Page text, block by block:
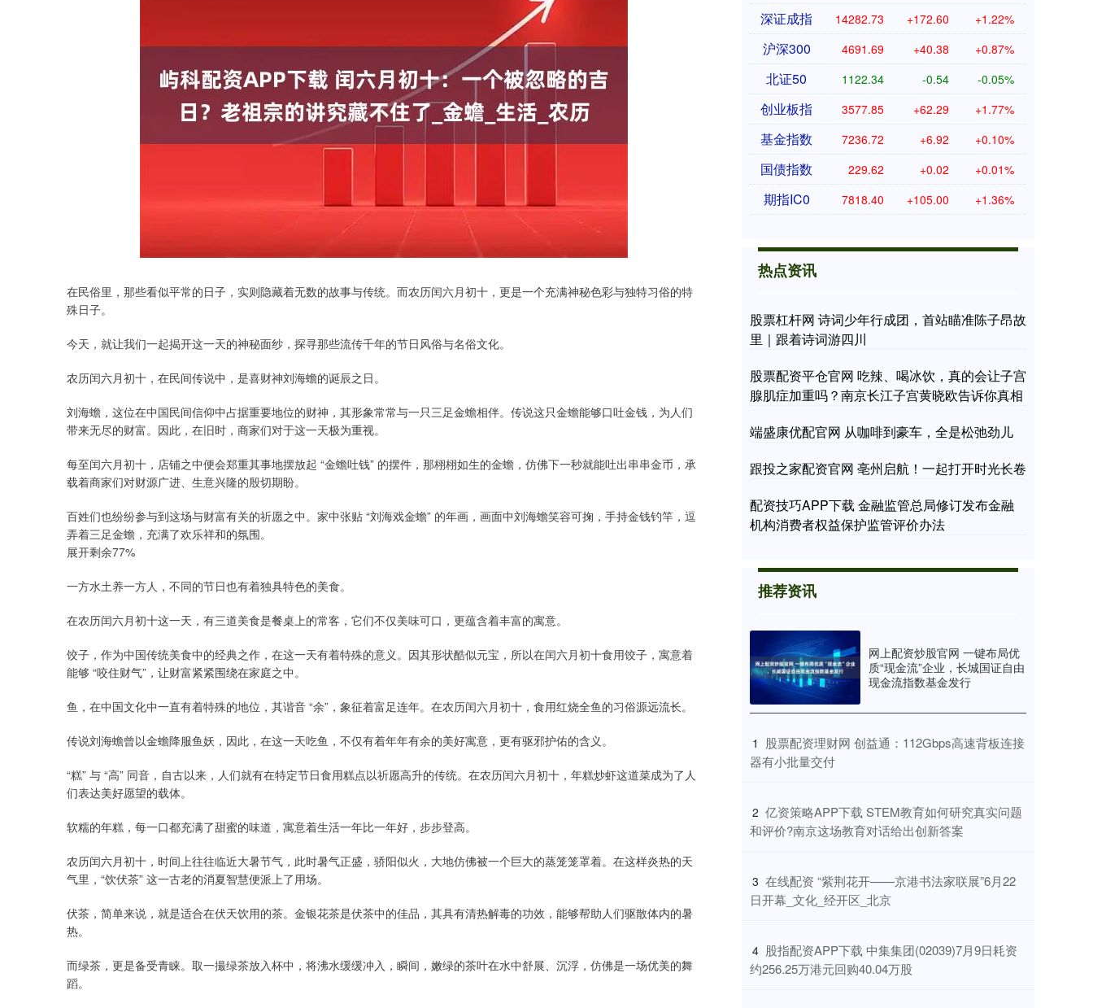
在民俗里，那些看似平常的日子，实则隐藏着无数的故事与传统。而农历闰六月初十，更是一个充满神秘色彩与独特习俗的特
殊日子。
今天，就让我们一起揭开这一天的神秘面纱，探寻那些流传千年的节日风俗与名俗文化。
农历闰六月初十，在民间传说中，是喜财神刘海蟾的诞辰之日。
刘海蟾，这位在中国民间信仰中占据重要地位的财神，其形象常常与一只三足金蟾相伴。传说这只金蟾能够口吐金钱，为人们
带来无尽的财富。因此，在旧时，商家们对于这一天极为重视。
每至闰六月初十，店铺之中便会郑重其事地摆放起 “金蟾吐钱” 的摆件，那栩栩如生的金蟾，仿佛下一秒就能吐出串串金币，承
载着商家们对财源广进、生意兴隆的殷切期盼。
百姓们也纷纷参与到这场与财富有关的祈愿之中。家中张贴 “刘海戏金蟾” 的年画，画面中刘海蟾笑容可掬，手持金钱钓竿，逗
弄着三足金蟾，充满了欢乐祥和的氛围。
展开剩余77%
一方水土养一方人，不同的节日也有着独具特色的美食。
在农历闰六月初十这一天，有三道美食是餐桌上的常客，它们不仅美味可口，更蕴含着丰富的寓意。
饺子，作为中国传统美食中的经典之作，在这一天有着特殊的意义。因其形状酷似元宝，所以在闰六月初十食用饺子，寓意着
能够 “咬住财气”，让财富紧紧围绕在家庭之中。
鱼，在中国文化中一直有着特殊的地位，其谐音 “余”，象征着富足连年。在农历闰六月初十，食用红烧全鱼的习俗源远流长。
传说刘海蟾曾以金蟾降服鱼妖，因此，在这一天吃鱼，不仅有着年年有余的美好寓意，更有驱邪护佑的含义。
“糕” 与 “高” 同音，自古以来，人们就有在特定节日食用糕点以祈愿高升的传统。在农历闰六月初十，年糕炒虾这道菜成为了人
们表达美好愿望的载体。
软糯的年糕，每一口都充满了甜蜜的味道，寓意着生活一年比一年好，步步登高。
农历闰六月初十，时间上往往临近大暑节气，此时暑气正盛，骄阳似火，大地仿佛被一个巨大的蒸笼笼罩着。在这样炎热的天
气里，“饮伏茶” 这一古老的消夏智慧便派上了用场。
伏茶，简单来说，就是适合在伏天饮用的茶。金银花茶是伏茶中的佳品，其具有清热解毒的功效，能够帮助人们驱散体内的暑
热。
而绿茶，更是备受青睐。取一撮绿茶放入杯中，将沸水缓缓冲入，瞬间，嫩绿的茶叶在水中舒展、沉浮，仿佛是一场优美的舞
蹈。
深证成指 14282.73 +172.60 +1.22%
沪深300 4691.69 +40.38 +0.87%
北证50 1122.34 -0.54 -0.05%
创业板指 3577.85 +62.29 +1.77%
基金指数 7236.72 +6.92 +0.10%
国债指数 229.62 +0.02 +0.01%
期指IC0 7818.40 +105.00 +1.36%
热点资讯
股票杠杆网 诗词少年行成团，首站瞄准陈子昂故
里｜跟着诗词游四川
股票配资平仓官网 吃辣、喝冰饮，真的会让子宫
腺肌症加重吗？南京长江子宫黄晓欧告诉你真相
端盛康优配官网 从咖啡到豪车，全是松弛劲儿
跟投之家配资官网 亳州启航！一起打开时光长卷
配资技巧APP下载 金融监管总局修订发布金融
机构消费者权益保护监管评价办法
推荐资讯
网上配资炒股官网 一键布局优
质“现金流”企业，长城国证自由
现金流指数基金发行
1
​股票配资理财网 创益通：112Gbps高速背板连接
器有小批量交付
2 ​亿资策略APP下载 STEM教育如何研究真实问题
和评价?南京这场教育对话给出创新答案
3 ​在线配资 “紫荆花开——京港书法家联展”6月22
日开幕_文化_经开区_北京
4 ​股指配资APP下载 中集集团(02039)7月9日耗资
约256.25万港元回购40.04万股